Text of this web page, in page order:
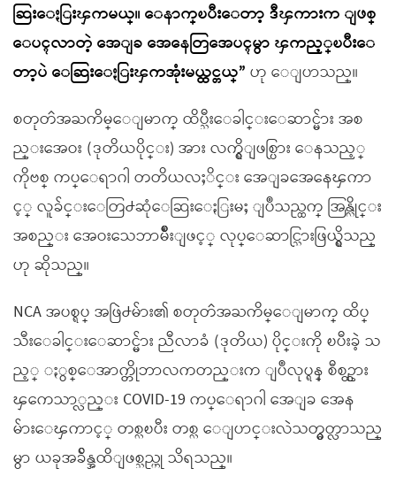
ဆြးေႏြးၾကမယ္။ ေနာက္ၿပီးေတာ့ ဒီၾကားက ျဖစ္
ေပၚလာတဲ့ အေျခ အေနေတြအေပၚမွာ ၾကည့္ၿပီးေ
တာ့ပဲ ေဆြးေႏြးၾကအုံးမယ္ထင္တယ္” ဟု ေျပာသည္။
စတုတၳအႀကိမ္ေျမာက္ ထိပ္သီးေခါင္းေဆာင္မ်ား အစ
ည္းအေဝး (ဒုတိယပိုင္း) အား လက္ရွိျဖစ္ပြား ေနသည့္
ကိုဗစ္ ကပ္ေရာဂါ တတိယလႈိင္း အေျခအေနေၾကာ
င့္ လူခ်င္းေတြ႕ဆုံေဆြးေႏြးမႈ ျပဳသည္ထက္ အြန္လိုင္း
အစည္း အေဝးသေဘာမ်ိဳးျဖင့္ လုပ္ေဆာင္သြားဖြယ္ရွိသည္
ဟု ဆိုသည္။
NCA အပစ္ရပ္ အဖြဲ႕မ်ား၏ စတုတၳအႀကိမ္ေျမာက္ ထိပ္
သီးေခါင္းေဆာင္မ်ား ညီလာခံ (ဒုတိယ) ပိုင္းကို ၿပီးခဲ့ သ
ည့္ ႏွစ္ေအာက္တိုဘာလကတည္းက ျပဳလုပ္ရန္ စီစဥ္ထား
ၾကေသာ္လည္း COVID-19 ကပ္ေရာဂါ အေျခ အေန
မ်ားေၾကာင့္ တစ္လၿပီး တစ္လ ေျပာင္းလဲသတ္မွတ္လာသည္
မွာ ယခုအခ်ိန္အထိျဖစ္သည္ဟု သိရသည္။